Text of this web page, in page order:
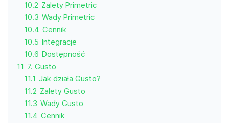
10.2 Zalety Primetric
10.3 Wady Primetric
10.4 Cennik
10.5 Integracje
10.6 Dostępność
11 7. Gusto
11.1 Jak działa Gusto?
11.2 Zalety Gusto
11.3 Wady Gusto
11.4 Cennik